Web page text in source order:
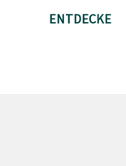
ENTDECKE